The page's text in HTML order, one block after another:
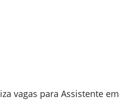
vagas para Assistente em